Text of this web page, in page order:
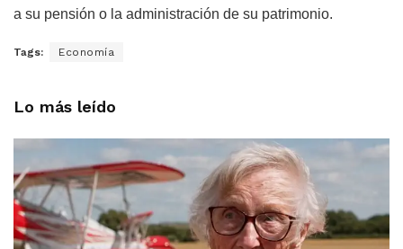
a su pensión o la administración de su patrimonio.
Tags: Economía
Lo más leído